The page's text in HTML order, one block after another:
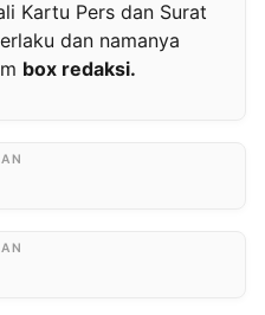
Kartu Pers dan Surat
dan namanya
box redaksi.